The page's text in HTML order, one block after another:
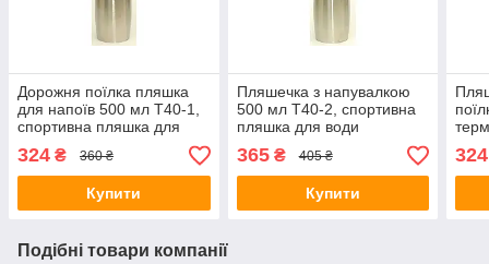
Дорожня поїлка пляшка
для напоїв 500 мл T40-1,
спортивна пляшка для
води
324 ₴ 360 ₴
Купити
Пляшечка з напувалкою
500 мл T40-2, спортивна
пляшка для води
365₴ 405 ₴
Купити
324
Подібні товари компанії